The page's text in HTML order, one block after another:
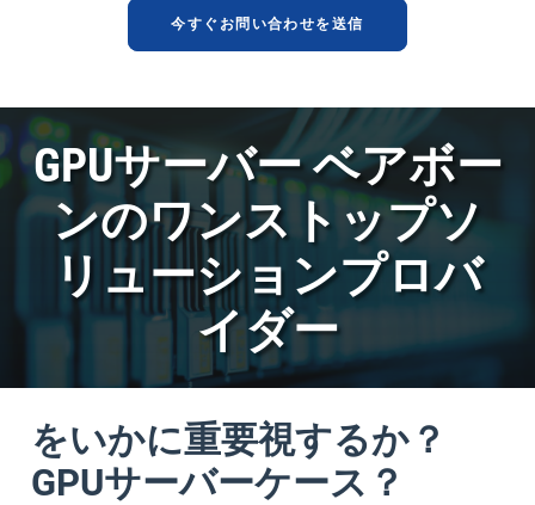
今すぐお問い合わせを送信
GPUサーバー ベアボー
ンのワンストップソ
リューションプロバ
イダー
をいかに重要視するか？
GPUサーバーケース？